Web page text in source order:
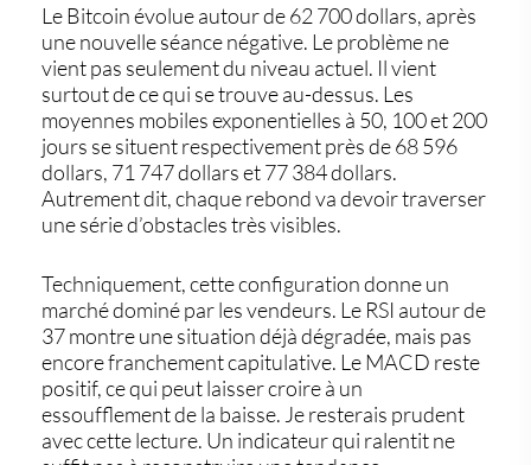
LeBitcoinévolue autour de 62 700 dollars, après
une nouvelle séance négative. Le problème ne
vient pas seulement du niveau actuel. Il vient
surtout de ce qui se trouve au-dessus. Les
moyennes mobiles exponentielles à 50, 100 et 200
jours se situent respectivement près de 68 596
dollars, 71 747 dollars et 77 384 dollars.
Autrement dit, chaque rebond va devoir traverser
une série d’obstacles très visibles.
Techniquement, cette configuration donne un
marché dominé par les vendeurs. Le RSI autour de
37 montre une situation déjà dégradée, mais pas
encore franchement capitulative. Le MACD reste
positif, ce qui peut laisser croire à un
essoufflement de la baisse. Je resterais prudent
avec cette lecture. Un indicateur qui ralentit ne